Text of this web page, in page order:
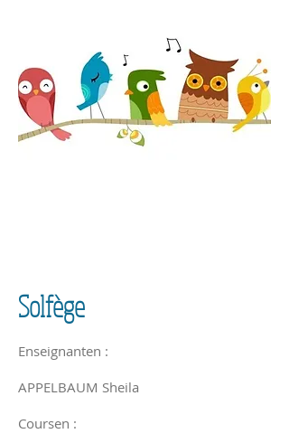
Solfège
Enseignanten :
APPELBAUM Sheila
Coursen :